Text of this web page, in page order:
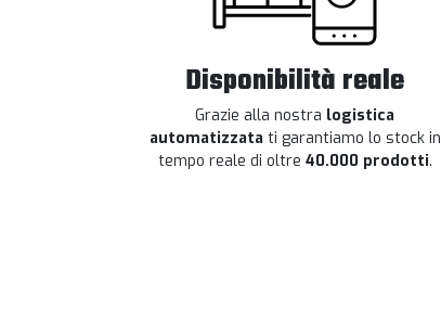
Disponibilità reale
Grazie alla nostra logistica
automatizzata ti garantiamo lo stock in
tempo reale di oltre 40.000 prodotti.